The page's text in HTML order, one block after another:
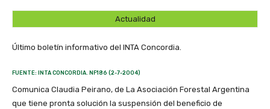
Actualidad
Último boletín informativo del INTA Concordia.
FUENTE: INTA CONCORDIA. NF186 (2-7-2004)
Comunica Claudia Peirano, de La Asociación Forestal Argentina
que tiene pronta solución la suspensión del beneficio de